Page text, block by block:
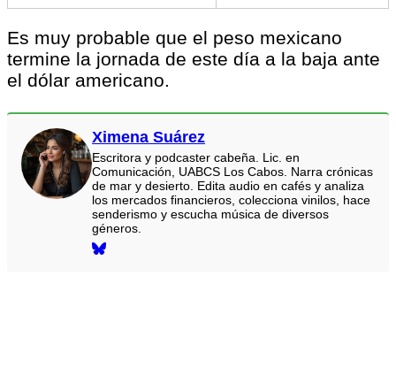
Es muy probable que el peso mexicano
termine la jornada de este día a la baja ante
el dólar americano.
Ximena Suárez
Escritora y podcaster cabeña. Lic. en
Comunicación, UABCS Los Cabos. Narra crónicas
de mar y desierto. Edita audio en cafés y analiza
los mercados financieros, colecciona vinilos, hace
senderismo y escucha música de diversos
géneros.